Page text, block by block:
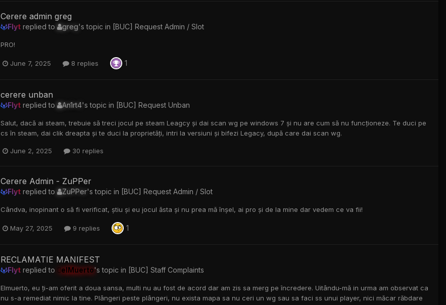
Cerere admin greg
Flyt replied to greg's topic in [BUC] Request Admin / Slot
PRO!
June 7, 2025 8 replies 1
cerere unban
Flyt replied to An1rt4's topic in [BUC] Request Unban
Salut, dacă ai steam, trebuie să treci jocul pe steam Leagcy și dai scan wg pe windows 7 și nu are cum să nu funcționeze. Te duci pe
cs în steam, dai clik dreapta și te duci la proprietăți, intri la versiuni și bifezi Legacy, după care dai scan wg.
June 2, 2025 30 replies
Cerere Admin - ZuPPer
Flyt replied to ZuPPer's topic in [BUC] Request Admin / Slot
Cândva, inopinant o să fi verificat, știu și eu jocul ăsta și nu prea mă înșel, ai pro și de la mine dar vedem ce va fii!
May 27, 2025 9 replies 1
RECLAMATIE MANIFEST
Flyt replied to elMuerto's topic in [BUC] Staff Complaints
Elmuerto, eu ți-am oferit a doua sansa, multi nu au fost de acord dar am zis sa merg pe încredere. Uitându-mă in urma am observat ca
nu s-a remediat nimic la tine. Plângeri peste plângeri, nu exista mapa sa nu ceri un wg sau sa faci ss unui player, nici măcar răbdare